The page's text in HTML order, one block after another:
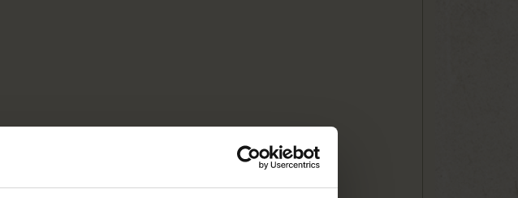
cahier de brouillon à l’effigie de l’Eléphant.